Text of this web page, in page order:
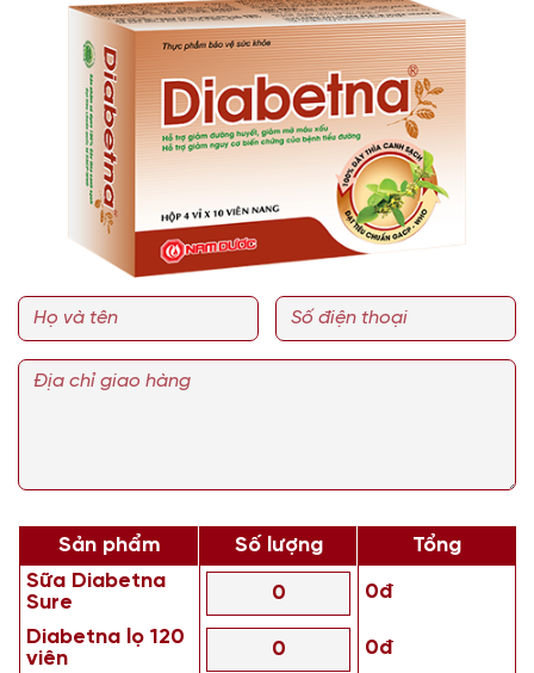
Sản phẩm
Sữa Diabetna
Sure
Diabetna lọ 120
viên
Số lượng Tổng
0đ
0đ